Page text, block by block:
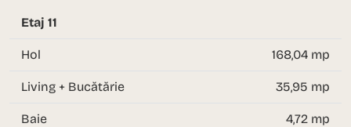
Etaj 11
Hol 168,04 mp
Living + Bucătărie 35,95 mp
Baie 4,72 mp